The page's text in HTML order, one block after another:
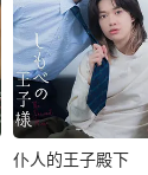
仆人的王子殿下